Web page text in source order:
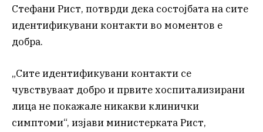
Стефани Рист, потврди дека состојбата на сите
идентификувани контакти во моментов е
добра.
„Сите идентификувани контакти се
чувствуваат добро и првите хоспитализирани
лица не покажале никакви клинички
симптоми“, изјави министерката Рист,